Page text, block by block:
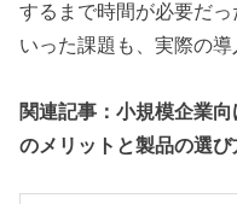
するまで時間が必要だ
いった課題も、実際の導
関連記事：小規模企業
のメリットと製品の選び